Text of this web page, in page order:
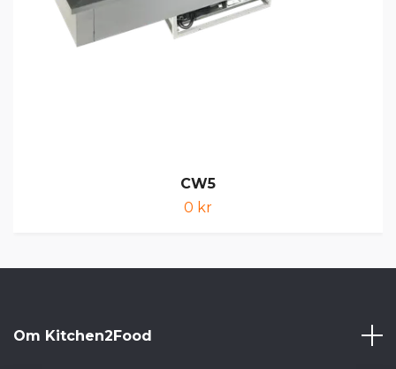
CW5
0 kr
Om Kitchen2Food